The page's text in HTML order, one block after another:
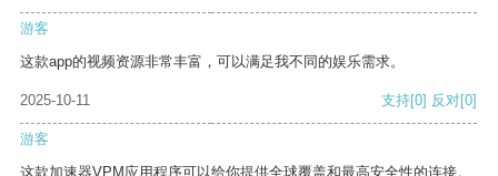
游客
这款app的视频资源非常丰富，可以满足我不同的娱乐需求。
2025-10-11 支持[0] 反对[0]
游客
这款加速器VPM应用程序可以给你提供全球覆盖和最高安全性的连接。